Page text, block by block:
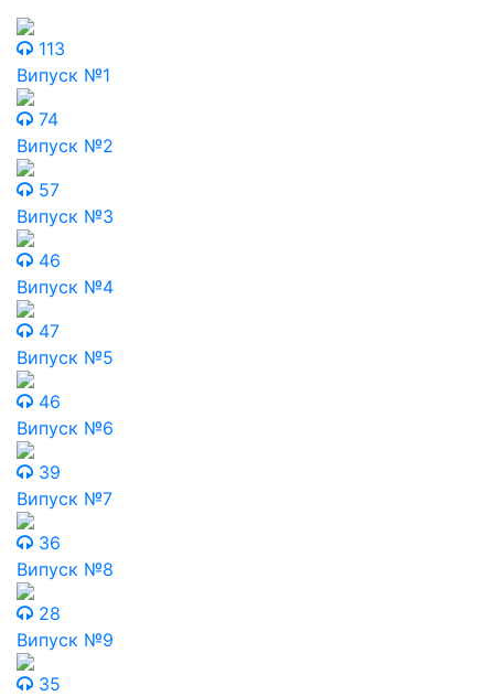
113
Випуск №1
74
Випуск №2
57
Випуск №3
46
Випуск №4
47
Випуск №5
46
Випуск №6
39
Випуск №7
36
Випуск №8
28
Випуск №9
35